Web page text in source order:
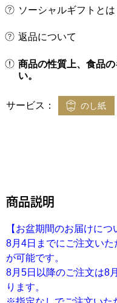
ソーシャルギフトとは
返品について
商品の性質上、食品
い。
サービス： のし紙
商品説明
【お盆期間のお届けにつ
8月4日までにご注文い
が可能です。
8月5日以降のご注文は8
ります。